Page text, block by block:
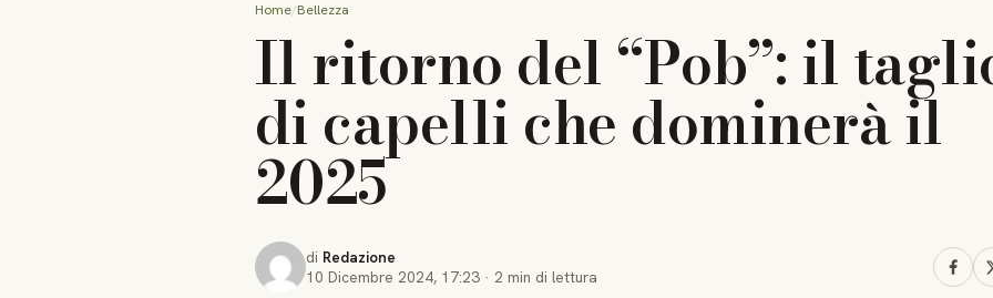
Home Bellezza
Il ritorno del “Pob”: il
di capelli che dominerà il
2025
di Redazione
10 Dicembre 2024, 17:23 · 2 min di lettura